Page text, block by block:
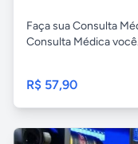
Faça sua Consulta
Consulta Médica
R$ 57,90